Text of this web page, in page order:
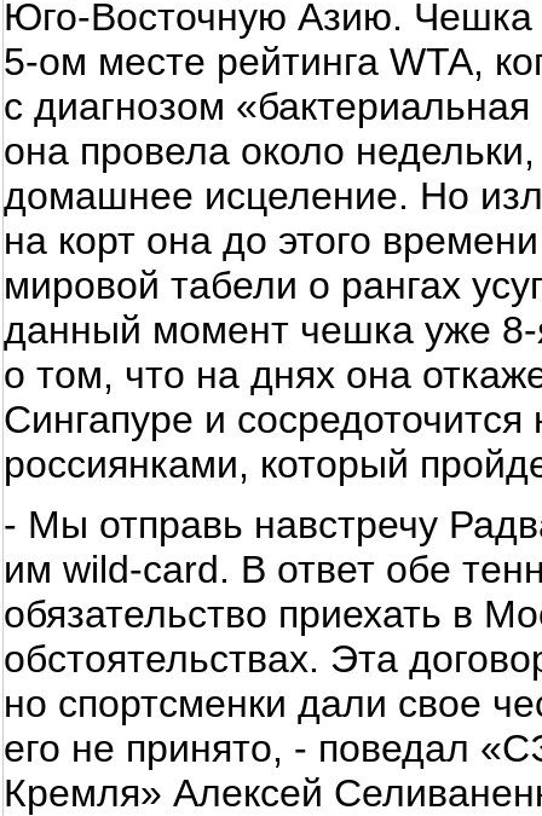
Юго-Восточную Азию.
5-ом месте рейтинга WTA,
с диагнозом
она провела около
домашнее исцеление. Но
на корт она до этого
мировой табели о рангах
данный момент чешка уже 8-
о том, что на днях она
Сингапуре и
россиянками, который
- Мы отправь навстречу
им wild-card. В ответ обе
обязательство приехать в
обстоятельствах. Эта
но спортсменки дали свое
его не принято, - поведал
Кремля» Алексей